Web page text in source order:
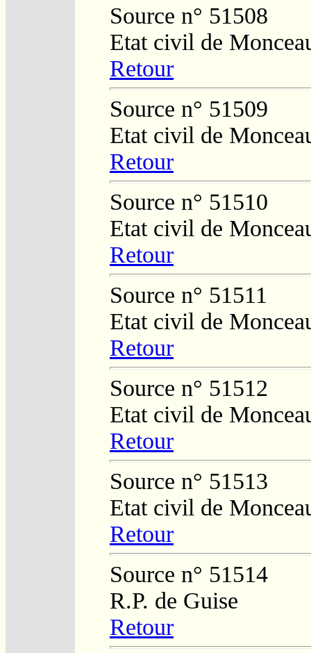
Source n° 51508
Etat civil de
Retour
Source n° 51509
Etat civil de
Retour
Source n° 51510
Etat civil de
Retour
Source n° 51511
Etat civil de
Retour
Source n° 51512
Etat civil de
Retour
Source n° 51513
Etat civil de
Retour
Source n° 51514
R.P. de Guise
Retour